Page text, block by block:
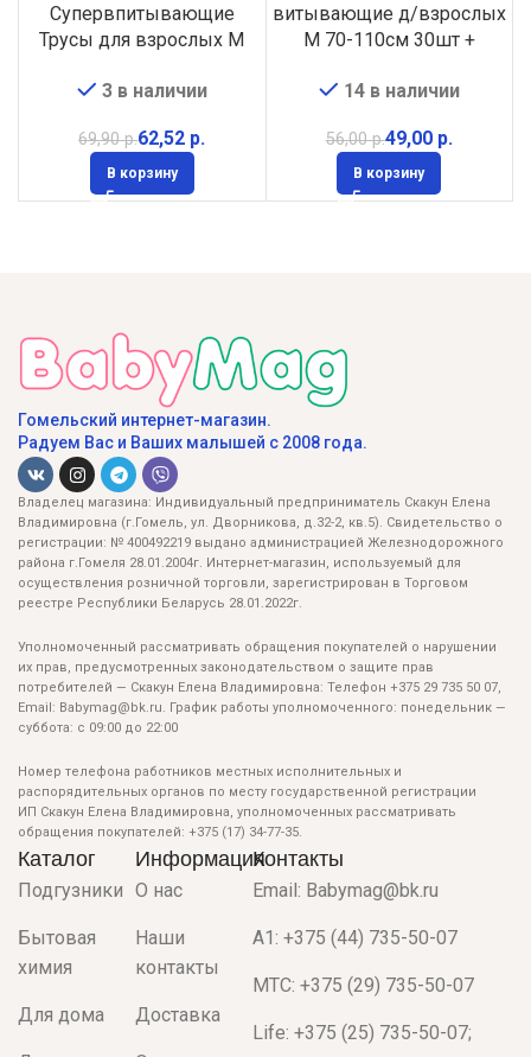
Супервпитывающие
Трусы для взрослых M
(японские технологии)
3 в наличии
69,90р.62,52 р.
В корзину
витывающие д/взрослых
М 70-110см 30шт +
шт
14 в наличии
56,00р.49,00 р.
В корзину
Гомельский интернет-магазин.
Радуем Вас и Ваших малышей с 2008 года.
Владелец магазина: Индивидуальный предприниматель Скакун Елена
Владимировна (г.Гомель, ул. Дворникова, д.32-2, кв.5). Свидетельство о
регистрации: № 400492219 выдано администрацией Железнодорожного
района г.Гомеля 28.01.2004г. Интернет-магазин, используемый для
осуществления розничной торговли, зарегистрирован в Торговом
реестре Республики Беларусь 28.01.2022г.
Уполномоченный рассматривать обращения покупателей о нарушении
их прав, предусмотренных законодательством о защите прав
потребителей — Скакун Елена Владимировна: Телефон +375 29 735 50 07,
Email: Babymag@bk.ru. График работы уполномоченного: понедельник —
суббота: с 09:00 до 22:00
Номер телефона работников местных исполнительных и
распорядительных органов по месту государственной регистрации
ИП Скакун Елена Владимировна, уполномоченных рассматривать
обращения покупателей: +375 (17) 34-77-35.
Каталог
Подгузники
Бытовая
химия
Для дома
Информация
О нас
Наши
контакты
Доставка
Контакты
Email: Babymag@bk.ru
A1: +375 (44) 735-50-07
МТС: +375 (29) 735-50-07
Life: +375 (25) 735-50-07;